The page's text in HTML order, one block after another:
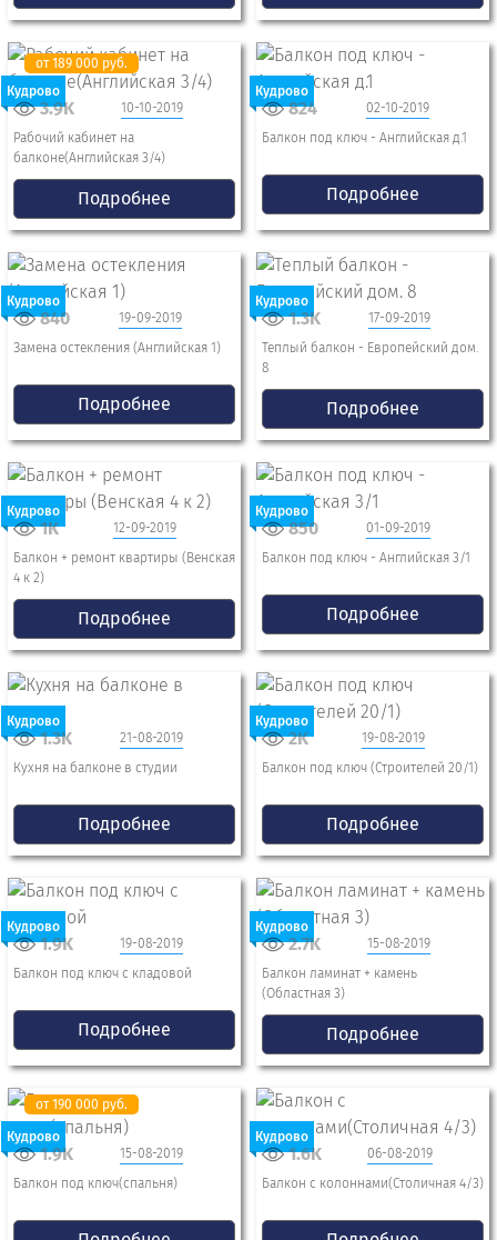
Кудрово
от 189 000 руб.
10-10-2019
3.9K
Рабочий кабинет на
балконе(Английская 3/4)
Подробнее
Кудрово
02-10-2019
824
Балкон под ключ - Английская д.1
Подробнее
Кудрово
19-09-2019
840
Замена остекления (Английская 1)
Подробнее
Кудрово
17-09-2019
1.3K
Теплый балкон - Европейский дом.
8
Подробнее
Кудрово
12-09-2019
1K
Балкон + ремонт квартиры (Венская
4 к 2)
Подробнее
Кудрово
01-09-2019
850
Балкон под ключ - Английская 3/1
Подробнее
Кудрово
21-08-2019
1.3K
Кухня на балконе в студии
Подробнее
Кудрово
19-08-2019
2K
Балкон под ключ (Строителей 20/1)
Подробнее
Кудрово
19-08-2019
1.9K
Балкон под ключ с кладовой
Подробнее
Кудрово
15-08-2019
2.7K
Балкон ламинат + камень
(Областная 3)
Подробнее
Кудрово
от 190 000 руб.
15-08-2019
1.9K
Балкон под ключ(спальня)
Кудрово
06-08-2019
1.6K
Балкон с колоннами(Столичная 4/3)